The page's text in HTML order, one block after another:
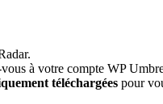
à votre compte WP
téléchargées pour